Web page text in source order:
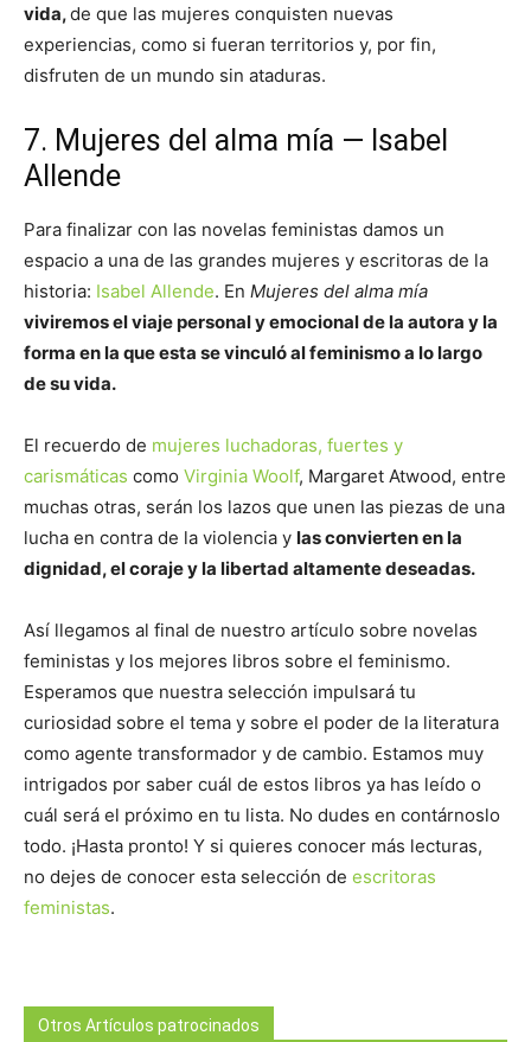
vida,de que las mujeres conquisten nuevas
experiencias, como si fueran territorios y, por fin,
disfruten de un mundo sin ataduras.
7. Mujeres del alma mía — Isabel
Allende
Para finalizar con las novelas feministas damos un
espacio a una de las grandes mujeres y escritoras de la
historia: Isabel Allende. En Mujeres del alma mía
viviremos el viaje personal y emocional de la autora y la
forma en la que esta se vinculó al feminismo a lo largo
de su vida.
El recuerdo de mujeres luchadoras, fuertes y
carismáticas como Virginia Woolf, Margaret Atwood, entre
muchas otras, serán los lazos que unen las piezas de una
lucha en contra de la violencia y las convierten en la
dignidad, el coraje y la libertad altamente deseadas.
Así llegamos al final de nuestro artículo sobre novelas
feministas y los mejores libros sobre el feminismo.
Esperamos que nuestra selección impulsará tu
curiosidad sobre el tema y sobre el poder de la literatura
como agente transformador y de cambio. Estamos muy
intrigados por saber cuál de estos libros ya has leído o
cuál será el próximo en tu lista. No dudes en contárnoslo
todo. ¡Hasta pronto! Y si quieres conocer más lecturas,
no dejes de conocer esta selección de escritoras
feministas.
Otros Artículos patrocinados